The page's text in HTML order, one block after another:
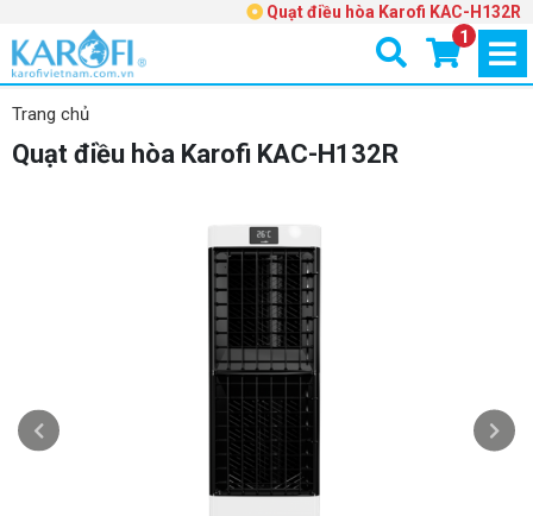
Quạt điều hòa Karofi KAC-H132R
1
Trang chủ
Quạt điều hòa Karofi KAC-H132R